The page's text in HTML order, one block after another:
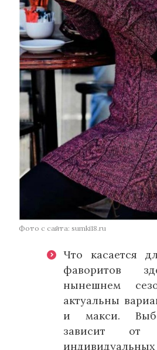
Фото с сайта: sumki18.ru
Что касается
фаворитов
нынешнем
актуальны
и макси.
зависит от